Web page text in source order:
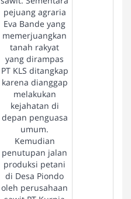
pejuang agraria
Eva Bande yang
memerjuangkan
tanah rakyat
yang dirampas
PT KLS ditangkap
karena dianggap
melakukan
kejahatan di
depan penguasa
umum.
Kemudian
penutupan jalan
produksi petani
di Desa Piondo
oleh perusahaan